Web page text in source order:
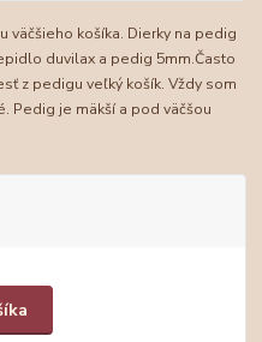
väčšieho košíka. Dierky na pedig
duvilax a pedig 5mm.Často
z pedigu veľký košík. Vždy som
Pedig je mäkší a pod väčšou